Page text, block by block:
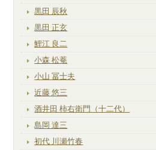
黒田 辰秋
黒田 正玄
鯉江 良二
小森 松菴
小山 冨士夫
近藤 悠三
酒井田 柿右衛門（十二代）
島岡 達三
初代 川瀬竹春